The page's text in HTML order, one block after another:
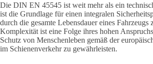
Die DIN EN 45545 ist weit mehr als ein
ist die Grundlage für einen integralen
durch die gesamte Lebensdauer eines Fahrzeugs
Komplexität ist eine Folge ihres hohen
Schutz von Menschenleben gemäß der
im Schienenverkehr zu gewährleisten.